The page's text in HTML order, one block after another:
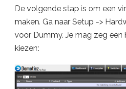
De volgende stap is om een
maken. Ga naar Setup ->
voor Dummy. Je mag zeg een
kiezen: